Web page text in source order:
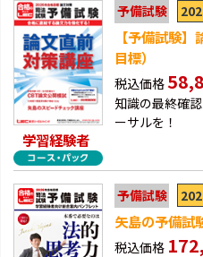
学習経験者
予備試験
【予備試験
目標）
税込価格
知識の最終確
ーサルを！
予備試験
矢島の予備試
税込価格